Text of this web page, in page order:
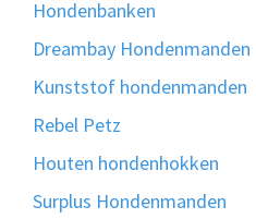
Hondenbanken
Dreambay Hondenmanden
Kunststof hondenmanden
Rebel Petz
Houten hondenhokken
Surplus Hondenmanden